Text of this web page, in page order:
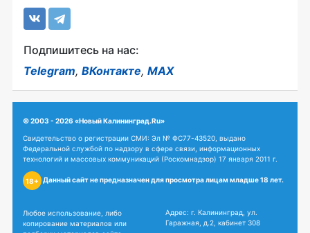
Подпишитесь на нас:
Telegram, ВКонтакте, MAX
© 2003 - 2026 «Новый Калининград.Ru»
Свидетельство о регистрации СМИ: Эл № ФС77-43520, выдано
Федеральной службой по надзору в сфере связи, информационных
технологий и массовых коммуникаций (Роскомнадзор) 17 января 2011 г.
18+ Данный сайт не предназначен для просмотра лицам младше 18 лет.
Любое использование, либо
копирование материалов или
Адрес: г. Калининград, ул.
Гаражная, д.2, кабинет 308